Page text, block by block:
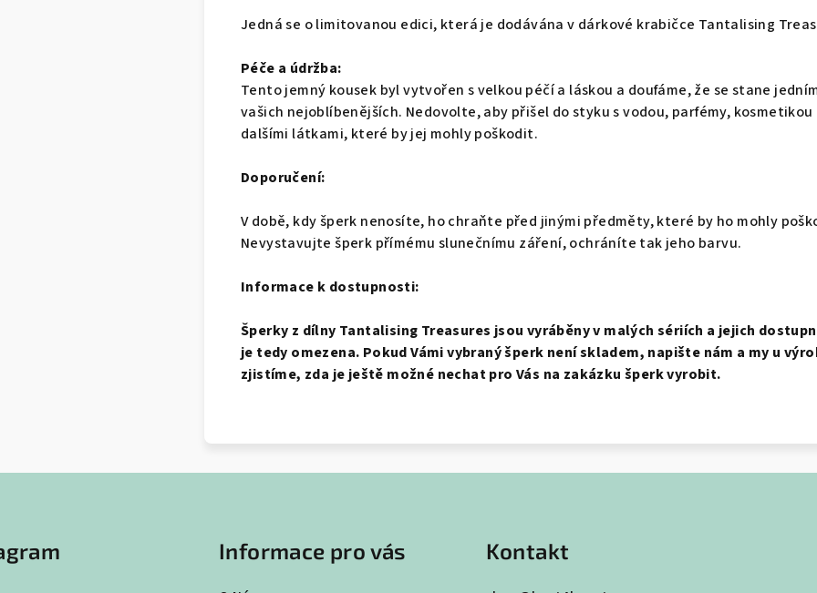
Jedná se o limitovanou edici, která je dodávána v dárkové krabičce Tantalising
Péče a údržba:
Tento jemný kousek byl vytvořen s velkou péčí a láskou a doufáme, že se stane
vašich nejoblíbenějších. Nedovolte, aby přišel do styku s vodou, parfémy, kosmetikou
dalšími látkami, které by jej mohly poškodit.
Doporučení:
V době, kdy šperk nenosíte, ho chraňte před jinými předměty, které by ho mohly
Nevystavujte šperk přímému slunečnímu záření, ochráníte tak jeho barvu.
Informace k dostupnosti:
Šperky z dílny Tantalising Treasures jsou vyráběny v malých sériích a jejich
je tedy omezena. Pokud Vámi vybraný šperk není skladem, napište nám a my u
zjistíme, zda je ještě možné nechat pro Vás na zakázku šperk vyrobit.
Informace pro vás Kontakt